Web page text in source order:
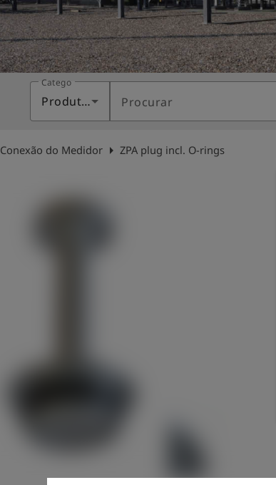
Categoria
Produtos Procurar
Conexão do Medidor arrow_right ZPA plug incl. O-rings